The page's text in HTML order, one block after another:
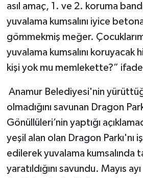
asıl amaç, 1. ve 2. koruma
yuvalama kumsalını iyice
gömmekmiş meğer.
yuvalama kumsalını koruyacak
kişi yok mu memlekette?”
Anamur Belediyesi'nin
olmadığını savunan Dragon
Gönüllüleri’nin yaptığı
yeşil alan olan Dragon Parkı'nı
edilerek yuvalama kumsalında
yaratıldığını savundu. Mayıs